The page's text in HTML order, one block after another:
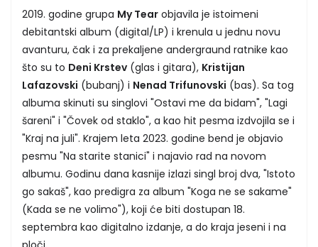
2019. godine grupa My Tear objavila je istoimeni
debitantski album (digital/LP) i krenula u jednu novu
avanturu, čak i za prekaljene andergraund ratnike kao
što su to Deni Krstev (glas i gitara), Kristijan
Lafazovski (bubanj) i Nenad Trifunovski (bas). Sa tog
albuma skinuti su singlovi "Ostavi me da bidam", "Lagi
šareni" i "Čovek od staklo", a kao hit pesma izdvojila se i
"Kraj na juli". Krajem leta 2023. godine bend je objavio
pesmu "Na starite stanici" i najavio rad na novom
albumu. Godinu dana kasnije izlazi singl broj dva, "Istoto
go sakaš", kao predigra za album "Koga ne se sakame"
(Kada se ne volimo"), koji će biti dostupan 18.
septembra kao digitalno izdanje, a do kraja jeseni i na